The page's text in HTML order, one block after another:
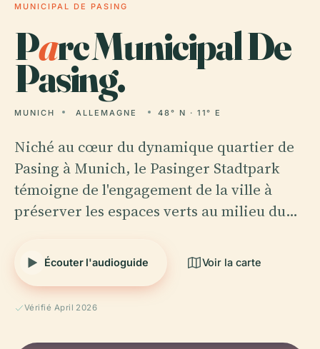
MUNICIPAL DE PASING
Parc Municipal De
Pasing.
MUNICH ALLEMAGNE 48° N · 11° E
Niché au cœur du dynamique quartier de
Pasing à Munich, le Pasinger Stadtpark
témoigne de l'engagement de la ville à
préserver les espaces verts au milieu du…
Écouter l'audioguide Voir la carte
Vérifié April 2026